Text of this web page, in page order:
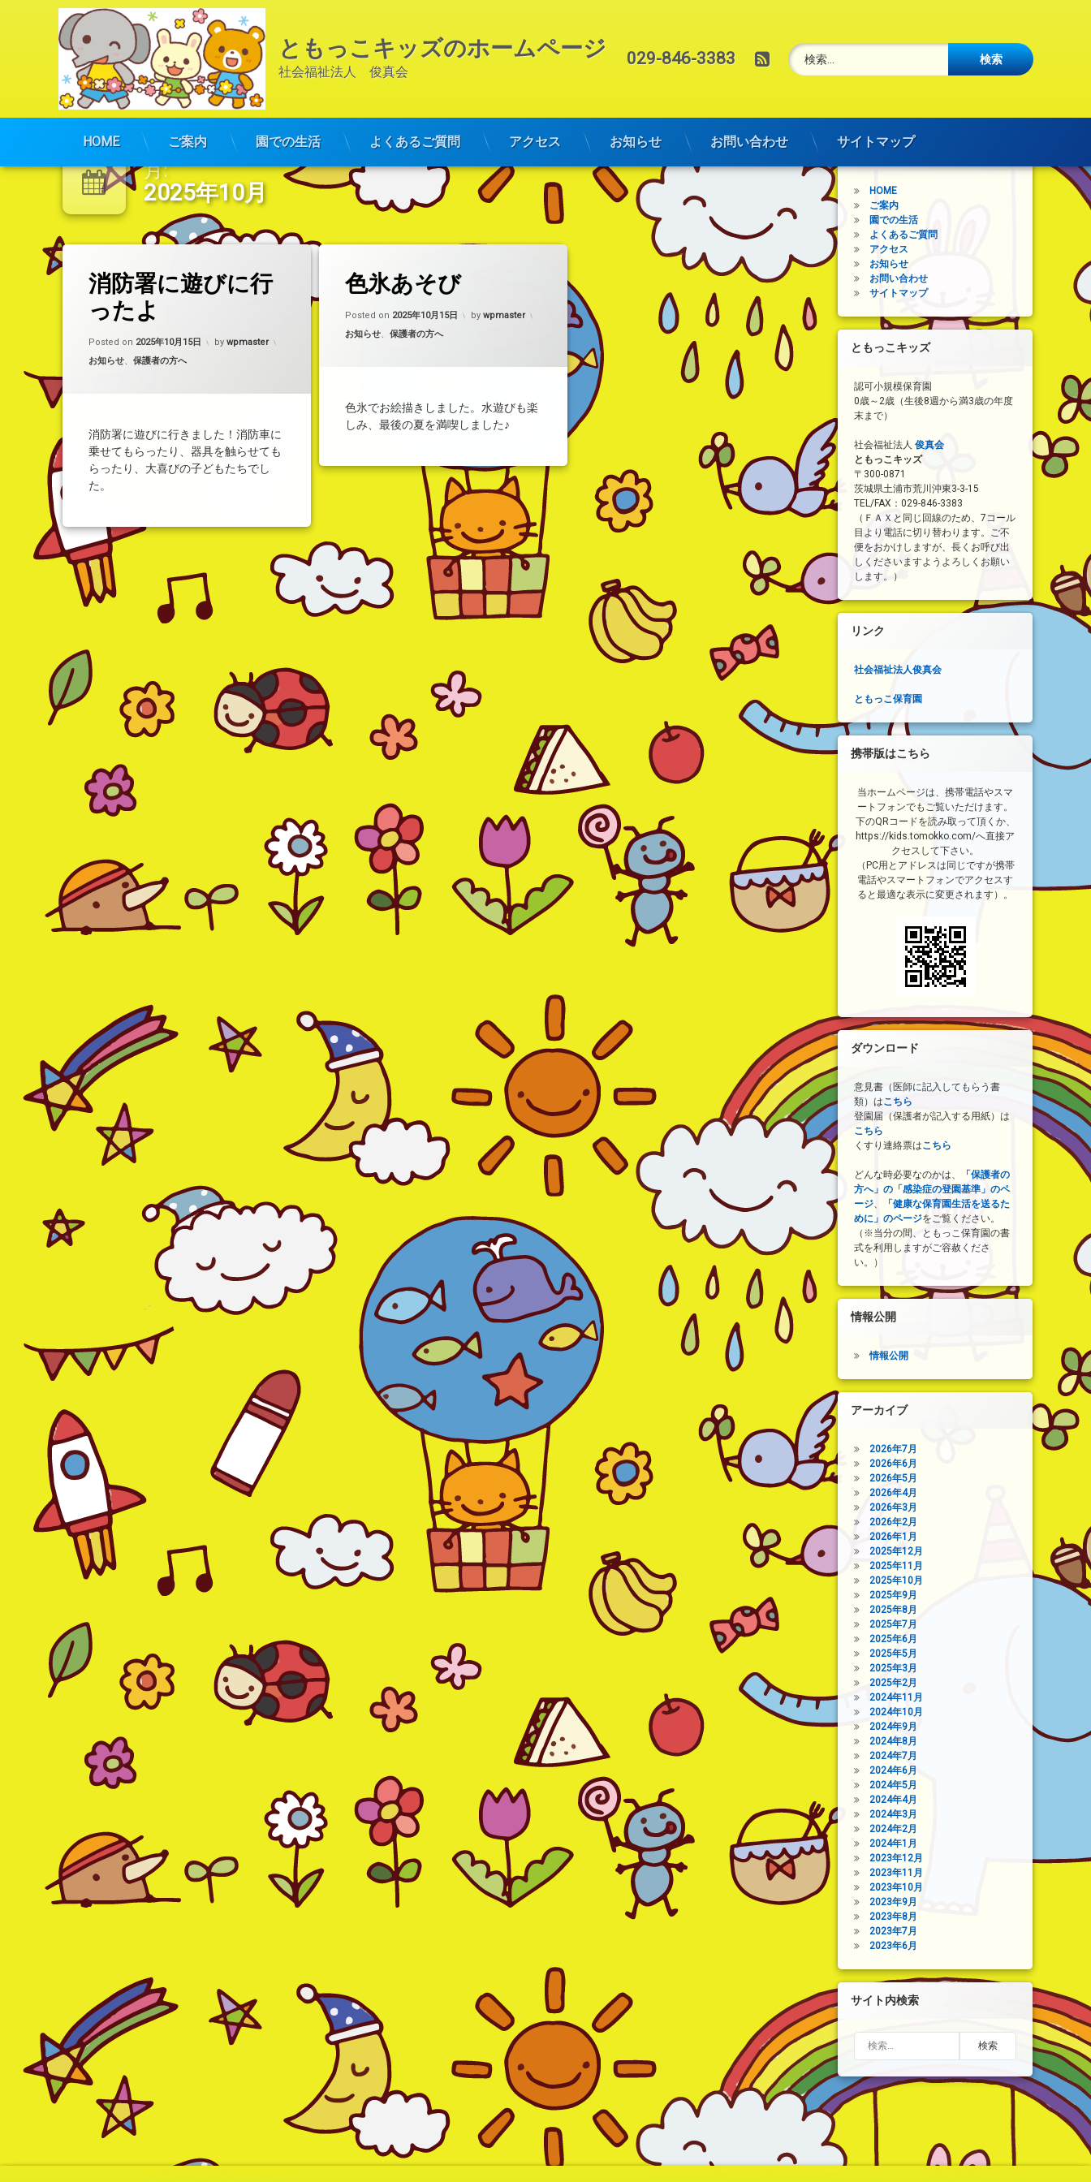
コ
ン
ともっこキッズのホームページ
社会福祉法人　俊真会
電話番号:
029-846-3383 RSS検索:
HOME ご案内 園での生活 よくあるご質問 アクセス お知らせ お問い合わせ サイトマップ
月:
2025年10月
消防署に遊びに行
ったよ
Posted on 2025年10月15日 by wpmaster
カテゴリー:
お知らせ、 保護者の方へ
消防署に遊びに行きました！消防車に
乗せてもらったり、器具を触らせても
らったり、大喜びの子どもたちでし
た。
タ
色氷あそび
Posted on 2025年10月15日 by wpmaster
カテゴリー:
お知らせ、 保護者の方へ
色氷でお絵描きしました。水遊びも楽
しみ、最後の夏を満喫しました♪
メインメニュー
HOME
ご案内
園での生活
よくあるご質問
アクセス
お知らせ
お問い合わせ
サイトマップ
ともっこキッズ
認可小規模保育園
0歳～2歳（生後8週から満3歳の年度
末まで）
社会福祉法人 俊真会
ともっこキッズ
〒300-0871
茨城県土浦市荒川沖東3-3-15
TEL/FAX：029-846-3383
（ＦＡＸと同じ回線のため、7コール
目より電話に切り替わります。ご不
便をおかけしますが、長くお呼び出
しくださいますようよろしくお願い
します。）
リンク
社会福祉法人俊真会
ともっこ保育園
携帯版はこちら
当ホームページは、携帯電話やスマ
ートフォンでもご覧いただけます。
下のQRコードを読み取って頂くか、
https://kids.tomokko.com/へ直接ア
クセスして下さい。
（PC用とアドレスは同じですが携帯
電話やスマートフォンでアクセスす
ると最適な表示に変更されます）。
ダウンロード
意見書（医師に記入してもらう書
類）はこちら
登園届（保護者が記入する用紙）は
こちら
くすり連絡票はこちら
どんな時必要なのかは、
「保護者の
方へ」の「感染症の登園基準」のペ
ージ、
「健康な保育園生活を送るた
めに」のページをご覧ください。
（※当分の間、ともっこ保育園の書
式を利用しますがご容赦くださ
い。）
情報公開
情報公開
アーカイブ
2026年7月
2026年6月
2026年5月
2026年4月
2026年3月
2026年2月
2026年1月
2025年12月
2025年11月
2025年10月
2025年9月
2025年8月
2025年7月
2025年6月
2025年5月
2025年3月
2025年2月
2024年11月
2024年10月
2024年9月
2024年8月
2024年7月
2024年6月
2024年5月
2024年4月
2024年3月
2024年2月
2024年1月
2023年12月
2023年11月
2023年10月
2023年9月
2023年8月
2023年7月
2023年6月
サイト内検索
検索: